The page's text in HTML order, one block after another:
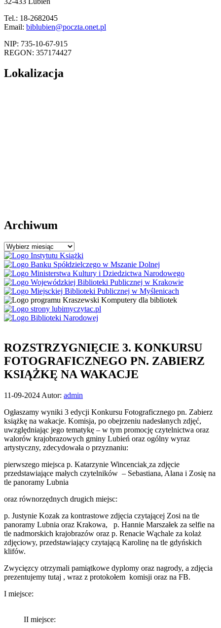
Tel.: 18-2682045
Email: biblubien@poczta.onet.pl
NIP: 735-10-67-915
REGON: 357174427
Lokalizacja
Archiwum
Archiwum
ROZSTRZYGNIĘCIE 3. KONKURSU
FOTOGRAFICZNEGO PN. ZABIERZ
KSIĄŻKĘ NA WAKACJE
Opublikowano
dniu
11-09-2024 Autor: admin
Ogłaszamy wyniki 3 edycji Konkursu Fotograficznego pn. Zabierz
książkę na wakacje. Komisja, po obejrzeniu nadesłanych zdjęć,
uwzględniając jego tematykę – w tym promocję czytelnictwa oraz
walorów krajobrazowych gminy Lubień oraz ogólny wyraz
artystyczny, zdecydowała o przyznaniu:
pierwszego miejsca p. Katarzynie Wincenciak za zdjęcie
przedstawiające małych czytelników – Sebastiana, Alana i Zosię na
tle panoramy Lubnia
oraz równorzędnych drugich miejsc:
p. Justynie Kozak za kontrastowe zdjęcia czytającej Zosi na tle
panoramy Lubnia oraz Krakowa, p. Hannie Marszałek za selfie na
tle nadmorskich krajobrazów oraz p. Renacie Wąchale za kolaż
zdjęciowy, przedstawiający czytającą Karolinę na tle gdyńskich
klifów.
Zwycięzcy otrzymali pamiątkowe dyplomy oraz nagrody, a zdjęcia
prezentujemy tutaj , wraz z protokołem komisji oraz na FB.
I miejsce:
II miejsce: